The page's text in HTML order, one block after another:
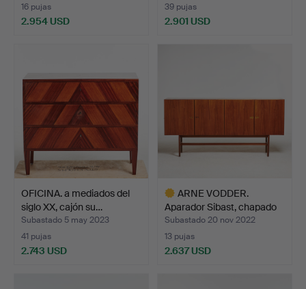
16 pujas
2.954 USD
39 pujas
2.901 USD
OFICINA. a mediados del
siglo XX, cajón su…
Subastado 5 may 2023
41 pujas
2.743 USD
ARNE VODDER.
Aparador Sibast, chapado
en n…
Subastado 20 nov 2022
13 pujas
2.637 USD